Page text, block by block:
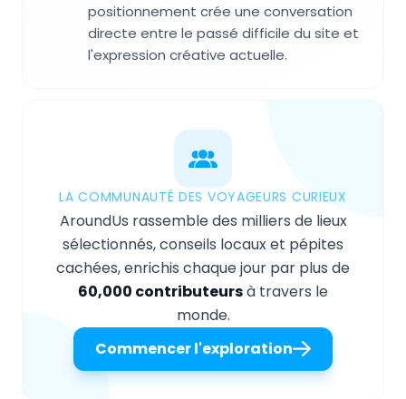
positionnement crée une conversation
directe entre le passé difficile du site et
l'expression créative actuelle.
LA COMMUNAUTÉ DES VOYAGEURS CURIEUX
AroundUs rassemble des milliers de lieux
sélectionnés, conseils locaux et pépites
cachées, enrichis chaque jour par plus de
60,000 contributeursà travers le
monde.
Commencer l'exploration